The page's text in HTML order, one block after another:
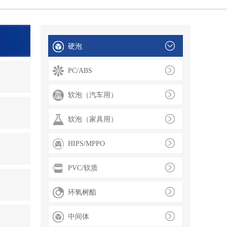
硬泡
PC/ABS
软泡（汽车用）
软泡（家具用）
HIPS/MPPO
PVC/软质
环氧树酯
中间体